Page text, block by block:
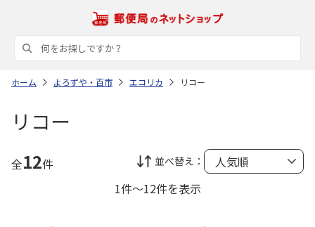
ホーム よろずや・百市 エコリカ リコー
リコー
全12件 並べ替え：
1件～12件を表示